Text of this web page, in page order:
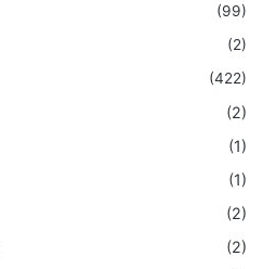
(99)
(2)
(422)
(2)
(1)
(1)
(2)
(2)